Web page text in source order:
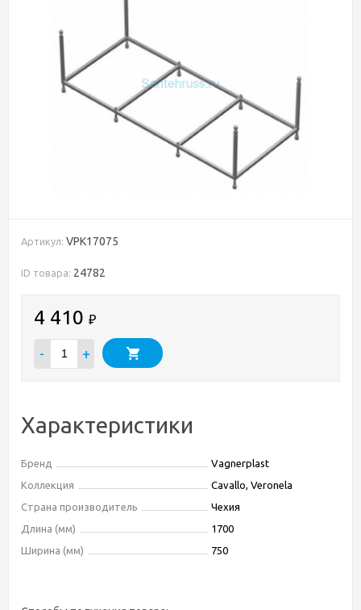
Артикул: VPK17075
ID товара: 24782
4 410 ₽
- +
Характеристики
Бренд
Vagnerplast
Коллекция
Cavallo, Veronela
Страна производитель
Чехия
Длина (мм)
1700
Ширина (мм)
750